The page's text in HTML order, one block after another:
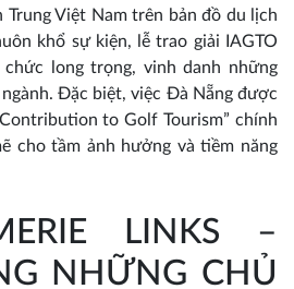
Trung Việt Nam trên bản đồ du lịch
khổ sự kiện, lễ trao giải IAGTO
long trọng, vinh danh những
Đặc biệt, việc Đà Nẵng được
to Golf Tourism” chính
cho tầm ảnh hưởng và tiềm năng
LINKS –
NHỮNG CHỦ